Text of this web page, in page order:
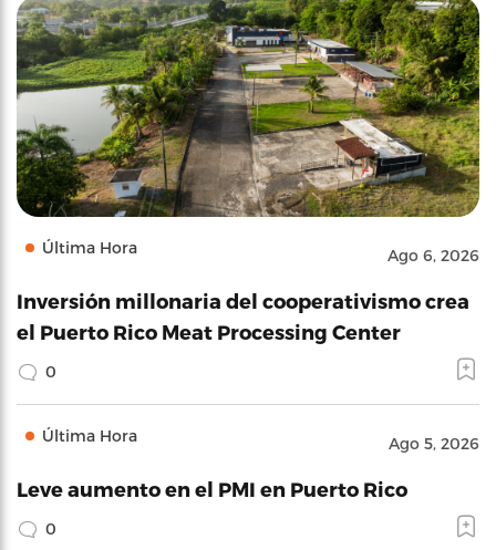
Última Hora Ago 6, 2026
Inversión millonaria del cooperativismo crea
el Puerto Rico Meat Processing Center
0
Última Hora Ago 5, 2026
Leve aumento en el PMI en Puerto Rico
0